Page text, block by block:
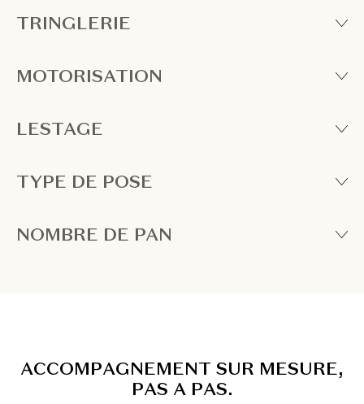
TRINGLERIE
MOTORISATION
LESTAGE
TYPE DE POSE
NOMBRE DE PAN
ACCOMPAGNEMENT SUR MESURE,
PAS A PAS.